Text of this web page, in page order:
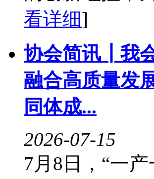
看详细]
协会简讯┃我
融合高质量发
同体成...
2026-07-15
7月8日，“一